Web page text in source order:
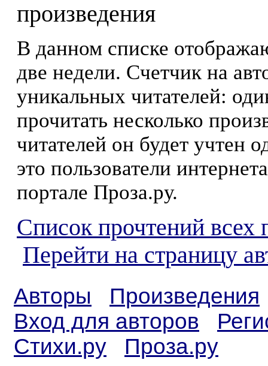
произведения
В данном списке
две недели. Счетчик на
уникальных читателей:
прочитать несколько
читателей он будет учтен
это пользователи
портале Проза.ру.
Список прочтений всех
Перейти на страницу
Авторы
Произведения
Вход для авторов
Стихи.ру
Проза.ру